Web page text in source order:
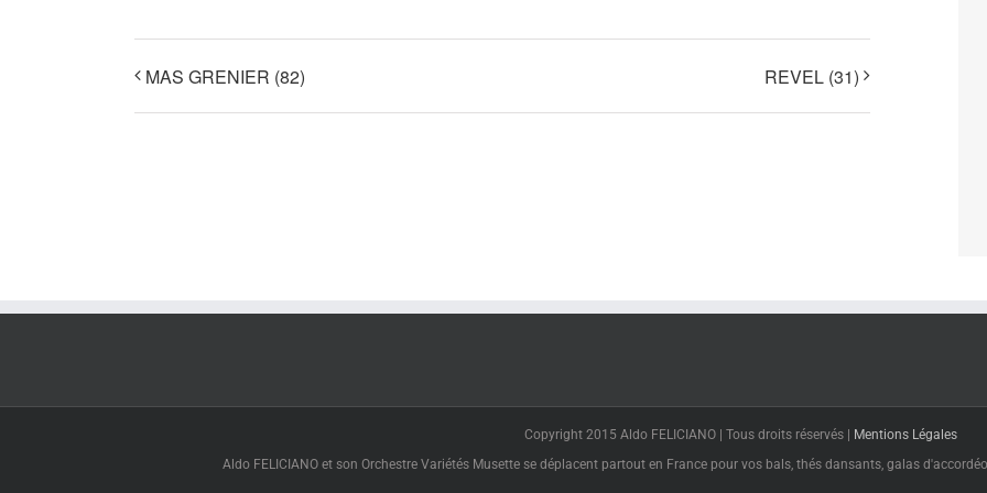
MAS GRENIER (82) REVEL (31)
Copyright 2015 Aldo FELICIANO | Tous droits réservés |
Mentions Légales
Aldo FELICIANO et son Orchestre Variétés Musette se déplacent partout en France pour vos bals, thés dansants, galas